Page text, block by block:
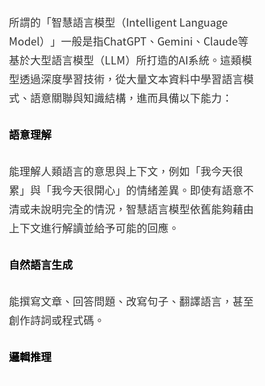
所謂的「智慧語言模型（Intelligent Language
Model）」一般是指ChatGPT、Gemini、Claude等
基於大型語言模型（LLM）所打造的AI系統。這類模
型透過深度學習技術，從大量文本資料中學習語言模
式、語意關聯與知識結構，進而具備以下能力：
語意理解
能理解人類語言的意思與上下文，例如「我今天很
累」與「我今天很開心」的情緒差異。即使有語意不
清或未說明完全的情況，智慧語言模型依舊能夠藉由
上下文進行解讀並給予可能的回應。
自然語言生成
能撰寫文章、回答問題、改寫句子、翻譯語言，甚至
創作詩詞或程式碼。
邏輯推理